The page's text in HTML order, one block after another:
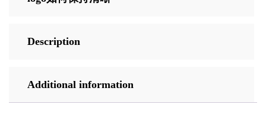
Description
Additional information